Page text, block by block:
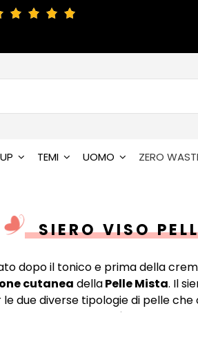
TEMI UOMO ZERO
SIERO VISO
dopo il tonico e prima della
cutanea dellaPelle Mista. Il
le due diverse tipologie di pelle che
delle
zone lucide
. Il problema della